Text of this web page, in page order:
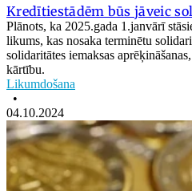
Kredītiestādēm būs jāveic
Plānots, ka 2025.gada 1.janvārī
likums, kas nosaka terminētu
solidaritātes iemaksas
kārtību.
Likumdošana
•
04.10.2024